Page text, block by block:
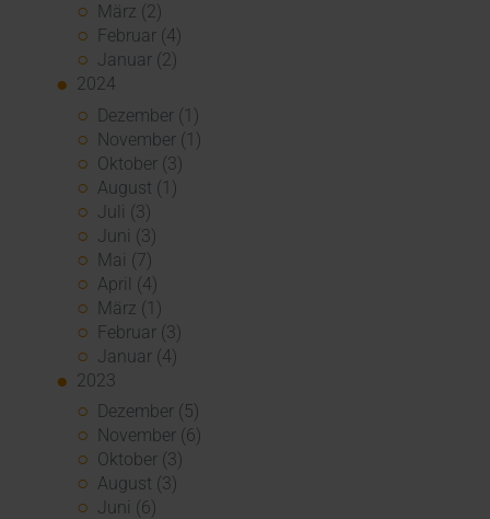
März (2)
Februar (4)
Januar (2)
2024
Dezember (1)
November (1)
Oktober (3)
August (1)
Juli (3)
Juni (3)
Mai (7)
April (4)
März (1)
Februar (3)
Januar (4)
2023
Dezember (5)
November (6)
Oktober (3)
August (3)
Juni (6)